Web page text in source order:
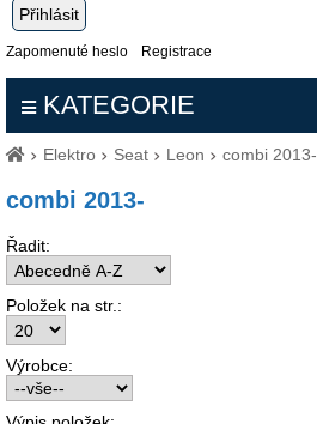
Zapomenuté heslo Registrace
KATEGORIE
Elektro Seat Leon combi 2013-
combi 2013-
Řadit:
Položek na str.:
Výrobce: